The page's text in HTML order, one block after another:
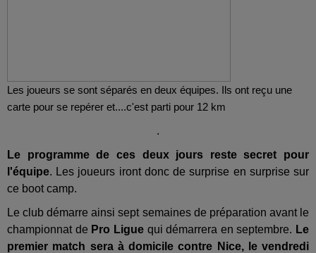
Les joueurs se sont séparés en deux équipes. Ils ont reçu une
carte pour se repérer et....c'est parti pour 12 km
.
Le programme de ces deux jours reste secret pour
l'équipe. Les joueurs iront donc de surprise en surprise sur
ce boot camp.
Le club démarre ainsi sept semaines de préparation avant le
championnat de Pro Liguequi démarrera en septembre. Le
premier match sera à domicile contre Nice, le vendredi